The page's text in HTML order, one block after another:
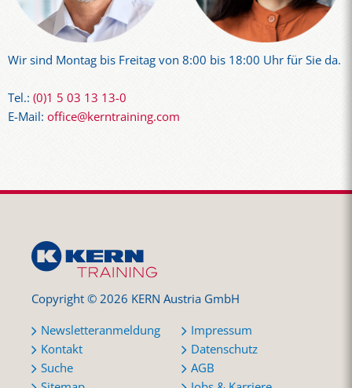
Wir sind Montag bis Freitag von 8:00 bis 18:00 Uhr für Sie da.
Tel.: (0)1 5 03 13 13-0
E-Mail: office@kerntraining.com
Copyright © 2026 KERN Austria GmbH
Newsletteranmeldung
Kontakt
Suche
Impressum
Datenschutz
AGB